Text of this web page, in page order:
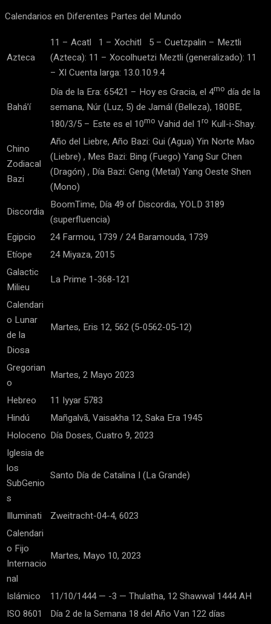
Calendarios en Diferentes Partes del Mundo
Azteca
11 – Acatl 1 – Xochitl 5 – Cuetzpalin – Meztli
(Azteca): 11 – Xocolhuetzi Meztli (generalizado): 11
– XI Cuenta larga: 13.0.10.9.4
Bahá’í
Día de la Era: 65421 – Hoy es Gracia, el 4mo día de la
semana, Núr (Luz, 5) de Jamál (Belleza), 180BE,
180/3/5 – Este es el 10mo Vahid del 1ro Kull-i-Shay.
Chino
Zodiacal
Bazi
Año del Liebre, Año Bazi: Gui (Agua) Yin Norte Mao
(Liebre) , Mes Bazi: Bing (Fuego) Yang Sur Chen
(Dragón) , Día Bazi: Geng (Metal) Yang Oeste Shen
(Mono)
Discordia
BoomTime, Día 49 of Discordia, YOLD 3189
(superfluencia)
Egipcio
24 Farmou, 1739 / 24 Baramouda, 1739
Etíope
24 Miyaza, 2015
Galactic
Milieu
La Prime 1-368-121
Calendari
o Lunar
de la
Diosa
Martes, Eris 12, 562 (5-0562-05-12)
Gregorian
o
Martes, 2 Mayo 2023
Hebreo
11 Iyyar 5783
Hindú
Mañgalvã, Vaisakha 12, Saka Era 1945
Holoceno Día Doses, Cuatro 9, 2023
Iglesia de
los
SubGenio
s
Santo Día de Catalina I (La Grande)
Illuminati
Zweitracht-04-4, 6023
Calendari
o Fijo
Internacio
nal
Martes, Mayo 10, 2023
Islámico
11/10/1444 — -3 — Thulatha, 12 Shawwal 1444 AH
ISO 8601
Día 2 de la Semana 18 del Año Van 122 días